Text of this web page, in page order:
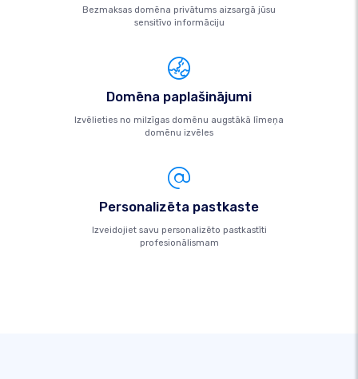
Bezmaksas domēna privātums aizsargā jūsu
sensitīvo informāciju
Domēna paplašinājumi
Izvēlieties no milzīgas domēnu augstākā līmeņa
domēnu izvēles
Personalizēta pastkaste
Izveidojiet savu personalizēto pastkastīti
profesionālismam